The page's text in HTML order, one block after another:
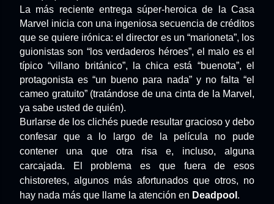
La más reciente entrega súper-heroica de la Casa
Marvel inicia con una ingeniosa secuencia de créditos
que se quiere irónica: el director es un “marioneta”, los
guionistas son “los verdaderos héroes”, el malo es el
típico “villano británico”, la chica está “buenota”, el
protagonista es “un bueno para nada” y no falta “el
cameo gratuito” (tratándose de una cinta de la Marvel,
ya sabe usted de quién).
Burlarse de los clichés puede resultar gracioso y debo
confesar que a lo largo de la película no pude
contener una que otra risa e, incluso, alguna
carcajada. El problema es que fuera de esos
chistoretes, algunos más afortunados que otros, no
hay nada más que llame la atención en Deadpool .